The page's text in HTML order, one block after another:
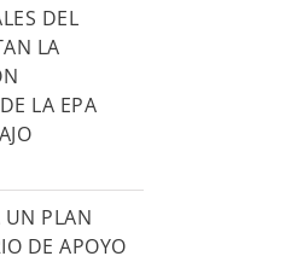
DEL
LA
LA EPA
UN PLAN
DE APOYO